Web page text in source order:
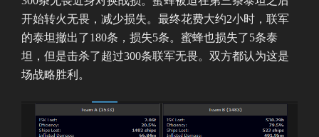
开始转火无畏，减少损失。最终花费大约2小时，联军
的泰坦撤出了180条，损失5条。蜜蜂也损失了5条泰
坦，但是击杀了超过300条联军无畏。双方都认为这是
场战略胜利。